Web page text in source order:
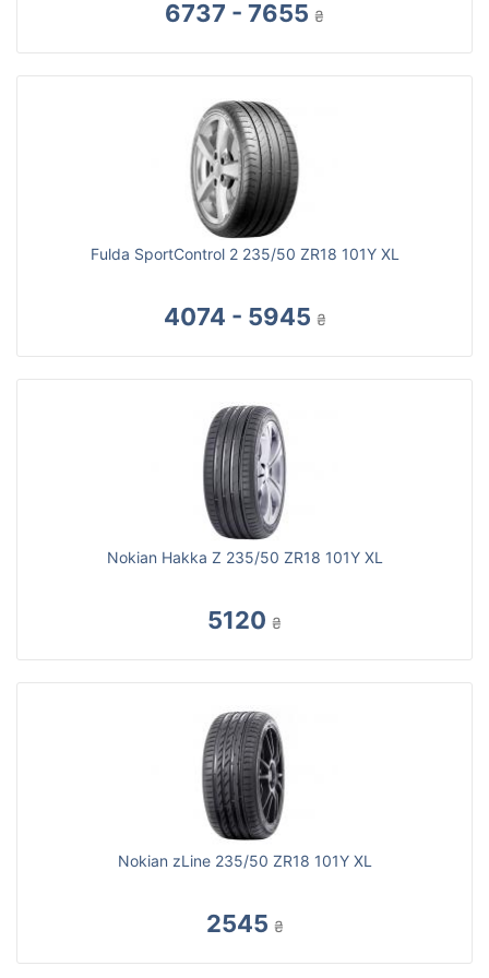
6737 - 7655 ₴
Fulda SportControl 2 235/50 ZR18 101Y XL
4074 - 5945 ₴
Nokian Hakka Z 235/50 ZR18 101Y XL
5120 ₴
Nokian zLine 235/50 ZR18 101Y XL
2545 ₴